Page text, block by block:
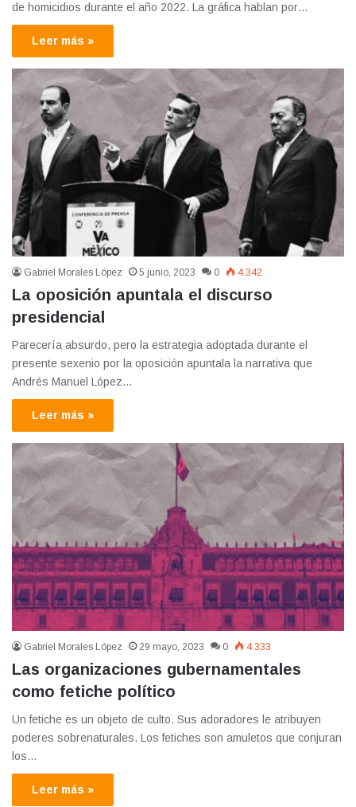
de homicidios durante el año 2022. La gráfica hablan por…
Leer más »
Gabriel Morales López 5 junio, 2023 0 4.342
La oposición apuntala el discurso
presidencial
Parecería absurdo, pero la estrategia adoptada durante el
presente sexenio por la oposición apuntala la narrativa que
Andrés Manuel López…
Leer más »
Gabriel Morales López 29 mayo, 2023 0 4.333
Las organizaciones gubernamentales
como fetiche político
Un fetiche es un objeto de culto. Sus adoradores le atribuyen
poderes sobrenaturales. Los fetiches son amuletos que conjuran
los…
Leer más »